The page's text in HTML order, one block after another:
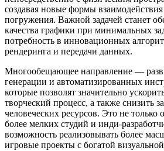
создавая новые формы
погружения. Важной задачей станет
качества графики при минимальных
потребность в инновационных
рендеринга и передачи данных.
Многообещающее направление —
генерации и автоматизированных
которые позволят значительно
творческий процесс, а также снизить
человеческих ресурсов. Это не только
более мелких студий и инди-
возможность реализовывать более
игровые проекты с богатой